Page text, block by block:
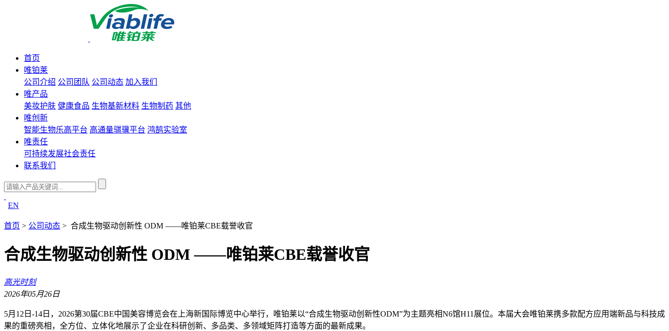
首页
唯铂莱
公司介绍 公司团队 公司动态 加入我们
唯产品
美妆护肤 健康食品 生物基新材料 生物制药 其他
唯创新
智能生物乐高平台 高通量骐骥平台 鸿鹄实验室
唯责任
可持续发展社会责任
联系我们
EN
首页 > 公司动态 > 合成生物驱动创新性 ODM ——唯铂莱CBE载誉收官
合成生物驱动创新性 ODM ——唯铂莱CBE载誉收官
高光时刻
2026年05月26日
5月12日-14日，2026第30届CBE中国美容博览会在上海新国际博览中心举行，唯铂莱以“合成生物驱动创新性ODM”为主题亮相N6馆H11展位。本届大会唯铂莱携多款配方应用端新品与科技成
果的重磅亮相，全方位、立体化地展示了企业在科研创新、多品类、多领域矩阵打造等方面的最新成果。